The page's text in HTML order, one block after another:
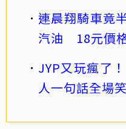
連晨翔騎車竟
汽油 18元價
JYP又玩瘋了
人一句話全場